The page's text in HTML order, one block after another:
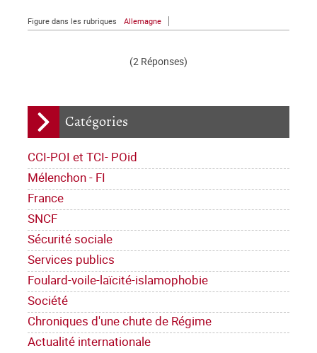
Catégories
CCI-POI et TCI- POid
Mélenchon - FI
France
SNCF
Sécurité sociale
Services publics
Foulard-voile-laïcité-islamophobie
Société
Chroniques d'une chute de Régime
Actualité internationale
Figure dans les rubriques Allemagne
(2 Réponses)